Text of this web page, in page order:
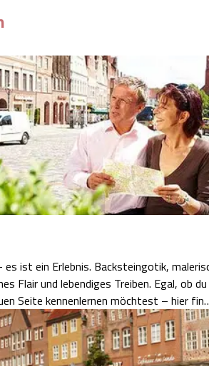
ist ein Erlebnis. Backsteingotik,
Flair und lebendiges Treiben. Egal, ob
Seite kennenlernen möchtest – hier